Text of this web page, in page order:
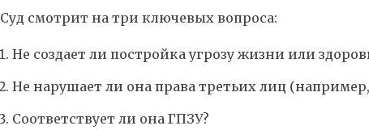
Суд смотрит на три ключевых вопроса:
Не создает ли постройка угрозу жизни или
Не нарушает ли она права третьих лиц
Соответствует ли она ГПЗУ?